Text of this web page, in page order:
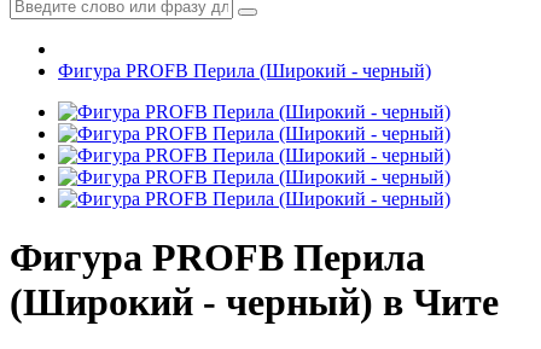
Фигура PROFB Перила (Широкий - черный)
Фигура PROFB Перила
(Широкий - черный) в Чите